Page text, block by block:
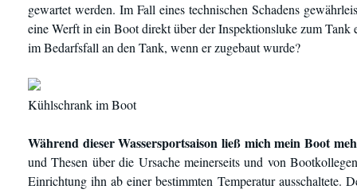
gewartet werden. Im Fall eines technischen Schadens
eine Werft in ein Boot direkt über der Inspektionsluke zum
im Bedarfsfall an den Tank, wenn er zugebaut wurde?
Kühlschrank im Boot
Während dieser Wassersportsaison ließ mich mein Boot
und Thesen über die Ursache meinerseits und von
Einrichtung ihn ab einer bestimmten Temperatur ausschaltete.